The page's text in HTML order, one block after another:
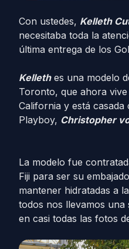
Con ustedes, Kelleth
necesitaba toda la
última entrega de los
Kellethes una modelo
Toronto, que ahora
California y está
Playboy, Christopher
La modelo fue
Fiji para ser su
mantener hidratadas a
todos nos llevamos
en casi todas las fotos